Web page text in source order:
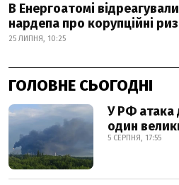
В Енергоатомі
нардепа про корупційні
25 ЛИПНЯ, 10:25
ГОЛОВНЕ СЬОГОДНІ
У РФ атака
один
5 СЕРПНЯ, 17:55